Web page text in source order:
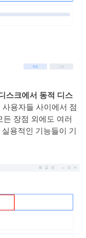
스크에서 동적 디스
사용자들 사이에서 점
든 장점 외에도 여러
용적인 기능들이 기